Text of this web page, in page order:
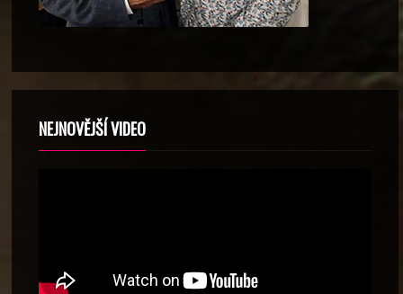
NEJNOVĚJŠÍ VIDEO